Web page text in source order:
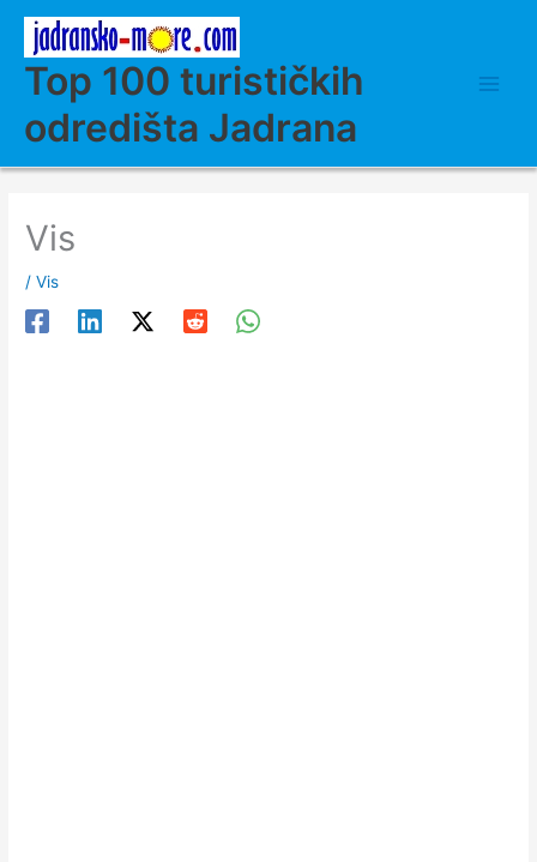
contentTop 100 turističkih
odredišta Jadrana
Vis
/Vis